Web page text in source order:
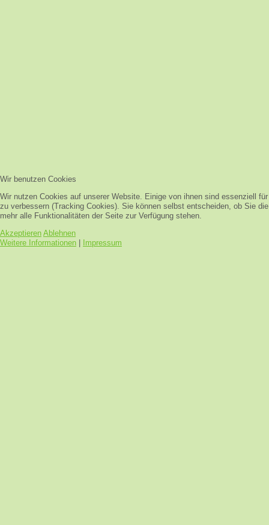
Wir benutzen Cookies
Wir nutzen Cookies auf unserer Website. Einige von ihnen sind essenziell
zu verbessern (Tracking Cookies). Sie können selbst entscheiden, ob Sie
mehr alle Funktionalitäten der Seite zur Verfügung stehen.
Akzeptieren Ablehnen
Weitere Informationen
Impressum